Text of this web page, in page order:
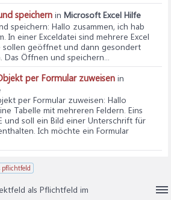
speichern in Microsoft Excel Hilfe
speichern: Hallo zusammen, ich hab
In einer Exceldatei sind mehrere Excel
sollen geöffnet und dann gesondert
Das Öffnen und speichern...
per Formular zuweisen in
per Formular zuweisen: Hallo
Tabelle mit mehreren Feldern. Eins
und soll ein Bild einer Unterschrift für
Ich möchte ein Formular
pflichtfeld
als Pflichtfeld im